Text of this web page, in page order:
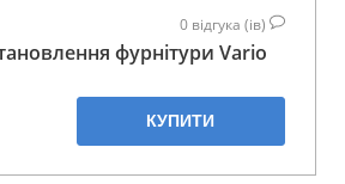
0 відгука (ів)
фурнітури Vario
КУПИТИ